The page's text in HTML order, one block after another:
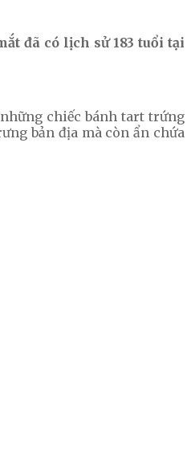
đã có lịch sử 183 tuổi tại
chiếc bánh tart trứng
bản địa mà còn ẩn chứa